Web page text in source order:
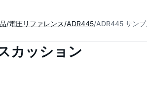
電圧リファレンス ADR445 ADR445 サンプ
カッション